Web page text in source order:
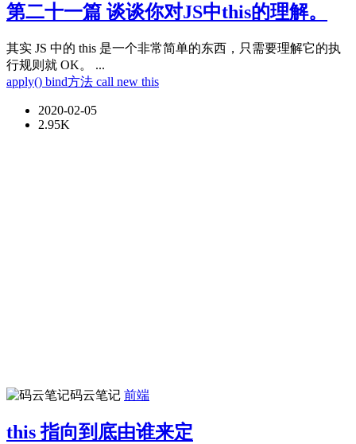
第二十一篇 谈谈你对JS中this的理解。
其实 JS 中的 this 是一个非常简单的东西，只需要理解它的执
行规则就 OK。 ...
apply() bind方法 call new this
2020-02-05
2.95K
码云笔记 前端
this 指向到底由谁来定